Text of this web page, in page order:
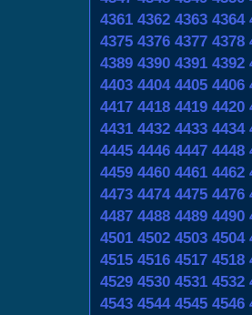
4361 4362 4363 4364
4375 4376 4377 4378
4389 4390 4391 4392
4403 4404 4405 4406
4417 4418 4419 4420
4431 4432 4433 4434
4445 4446 4447 4448
4459 4460 4461 4462
4473 4474 4475 4476
4487 4488 4489 4490
4501 4502 4503 4504
4515 4516 4517 4518
4529 4530 4531 4532
4543 4544 4545 4546